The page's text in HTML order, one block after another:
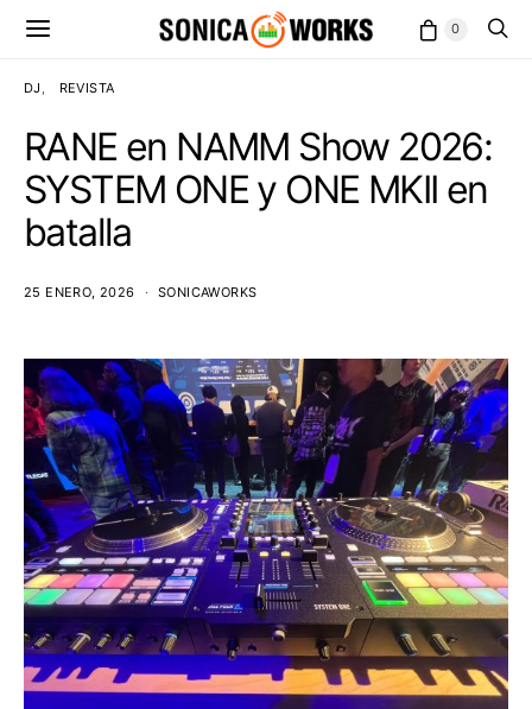
0
DJ REVISTA
RANE en NAMM Show 2026:
SYSTEM ONE y ONE MKII en
batalla
25 ENERO, 2026 SONICAWORKS